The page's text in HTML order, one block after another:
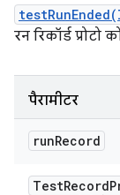
रन रिकॉर्ड
पैरामीटर
runRecord
TestRecord